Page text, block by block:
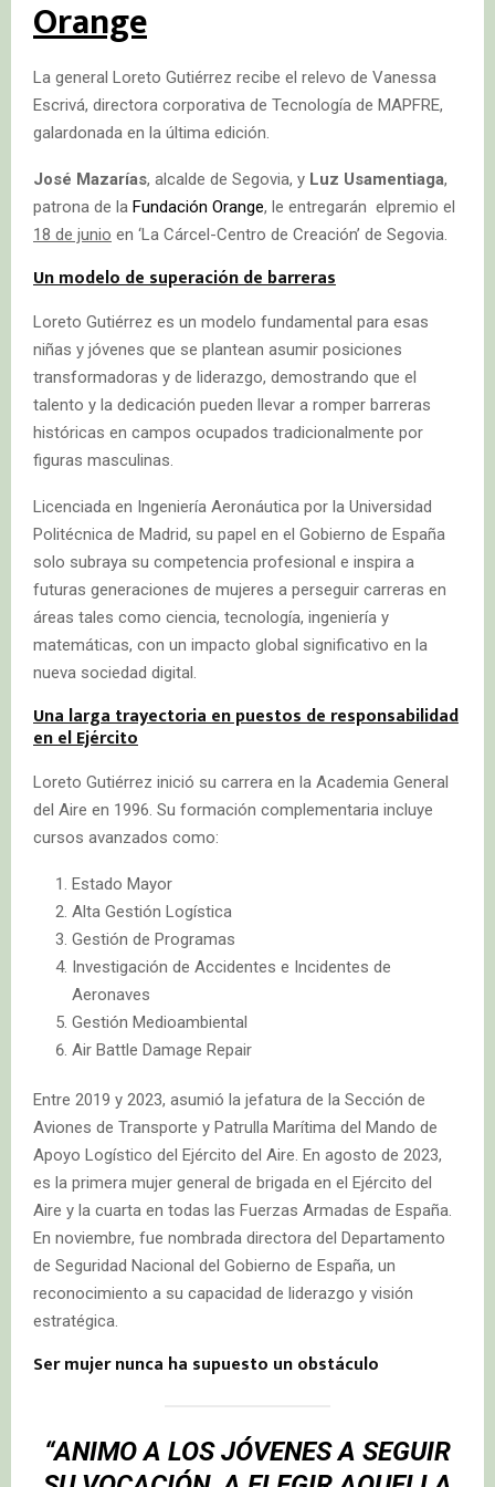
Orange
La general Loreto Gutiérrez recibe el relevo de Vanessa
Escrivá, directora corporativa de Tecnología de MAPFRE,
galardonada en la última edición.
José Mazarías, alcalde de Segovia, y Luz Usamentiaga,
patrona de la Fundación Orange, le entregarán elpremio el
18 de junio en ‘La Cárcel-Centro de Creación’ de Segovia.
Un modelo de superación de barreras
Loreto Gutiérrez es un modelo fundamental para esas
niñas y jóvenes que se plantean asumir posiciones
transformadoras y de liderazgo, demostrando que el
talento y la dedicación pueden llevar a romper barreras
históricas en campos ocupados tradicionalmente por
figuras masculinas.
Licenciada en Ingeniería Aeronáutica por la Universidad
Politécnica de Madrid, su papel en el Gobierno de España
solo subraya su competencia profesional e inspira a
futuras generaciones de mujeres a perseguir carreras en
áreas tales como ciencia, tecnología, ingeniería y
matemáticas, con un impacto global significativo en la
nueva sociedad digital.
Una larga trayectoria en puestos de responsabilidad
en el Ejército
Loreto Gutiérrez inició su carrera en la Academia General
del Aire en 1996. Su formación complementaria incluye
cursos avanzados como:
Estado Mayor
Alta Gestión Logística
Gestión de Programas
Investigación de Accidentes e Incidentes de
Aeronaves
Gestión Medioambiental
Air Battle Damage Repair
Entre 2019 y 2023, asumió la jefatura de la Sección de
Aviones de Transporte y Patrulla Marítima del Mando de
Apoyo Logístico del Ejército del Aire. En agosto de 2023,
es la primera mujer general de brigada en el Ejército del
Aire y la cuarta en todas las Fuerzas Armadas de España.
En noviembre, fue nombrada directora del Departamento
de Seguridad Nacional del Gobierno de España, un
reconocimiento a su capacidad de liderazgo y visión
estratégica.
Ser mujer nunca ha supuesto un obstáculo
“ANIMO A LOS JÓVENES A SEGUIR